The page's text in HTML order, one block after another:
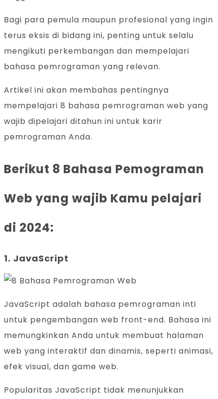
Bagi para pemula maupun profesional yang ingin
terus eksis di bidang ini, penting untuk selalu
mengikuti perkembangan dan mempelajari
bahasa pemrograman yang relevan.
Artikel ini akan membahas pentingnya
mempelajari 8 bahasa pemrograman web yang
wajib dipelajari ditahun ini untuk karir
pemrograman Anda.
Berikut 8 Bahasa Pemograman
Web yang wajib Kamu pelajari
di 2024:
1. JavaScript
JavaScript adalah bahasa pemrograman inti
untuk pengembangan web front-end. Bahasa ini
memungkinkan Anda untuk membuat halaman
web yang interaktif dan dinamis, seperti animasi,
efek visual, dan game web.
Popularitas JavaScript tidak menunjukkan